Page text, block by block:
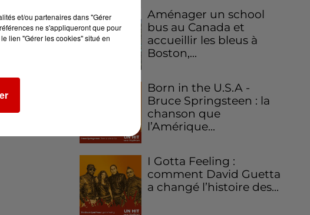
Aménager un school
bus au Canada et
accueillir les bleus à
Boston,...
Born in the U.S.A -
Bruce Springsteen : la
chanson que
l’Amérique...
I Gotta Feeling :
comment David Guetta
a changé l’histoire des...
et/ou partenaires dans "Gérer
ne s'appliqueront que pour
lien "Gérer les cookies" situé en